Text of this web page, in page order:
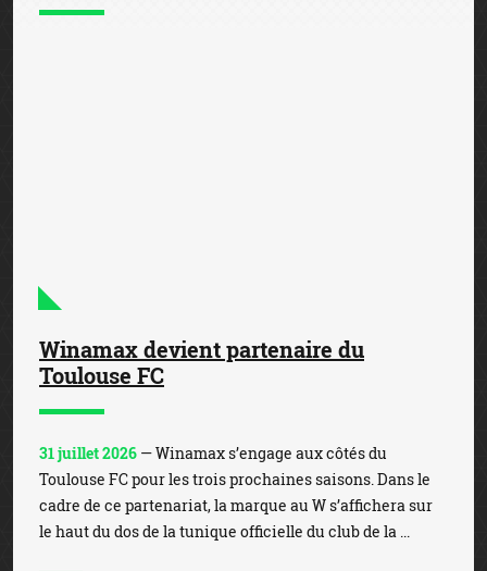
Winamax devient partenaire du
Toulouse FC
31 juillet 2026 — Winamax s’engage aux côtés du
Toulouse FC pour les trois prochaines saisons. Dans le
cadre de ce partenariat, la marque au W s’affichera sur
le haut du dos de la tunique officielle du club de la ...